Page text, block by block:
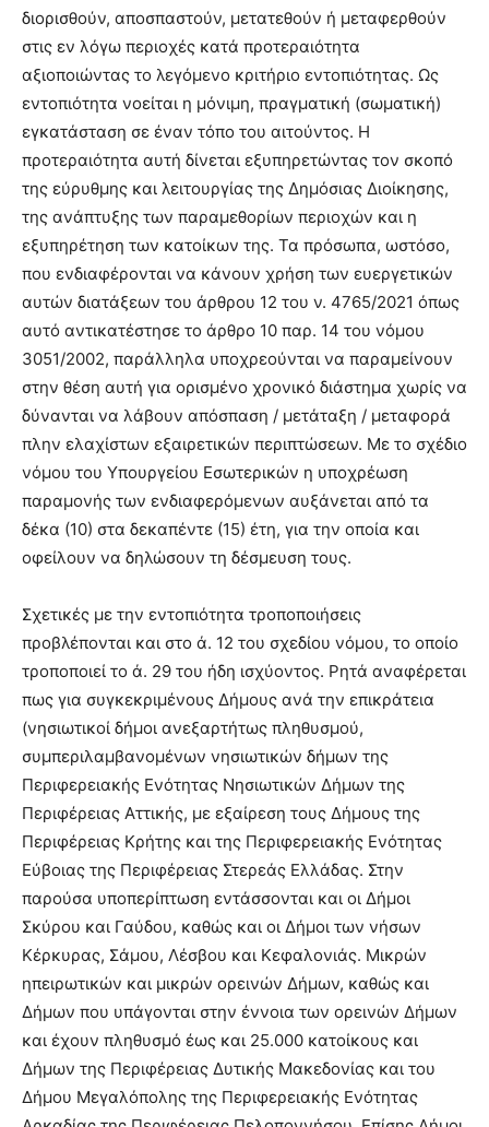
διορισθούν, αποσπαστούν, μετατεθούν ή μεταφερθούν
στις εν λόγω περιοχές κατά προτεραιότητα
αξιοποιώντας το λεγόμενο κριτήριο εντοπιότητας. Ως
εντοπιότητα νοείται η μόνιμη, πραγματική (σωματική)
εγκατάσταση σε έναν τόπο του αιτούντος. Η
προτεραιότητα αυτή δίνεται εξυπηρετώντας τον σκοπό
της εύρυθμης και λειτουργίας της Δημόσιας Διοίκησης,
της ανάπτυξης των παραμεθορίων περιοχών και η
εξυπηρέτηση των κατοίκων της. Τα πρόσωπα, ωστόσο,
που ενδιαφέρονται να κάνουν χρήση των ευεργετικών
αυτών διατάξεων του άρθρου 12 του ν. 4765/2021 όπως
αυτό αντικατέστησε το άρθρο 10 παρ. 14 του νόμου
3051/2002, παράλληλα υποχρεούνται να παραμείνουν
στην θέση αυτή για ορισμένο χρονικό διάστημα χωρίς να
δύνανται να λάβουν απόσπαση / μετάταξη / μεταφορά
πλην ελαχίστων εξαιρετικών περιπτώσεων. Με το σχέδιο
νόμου του Υπουργείου Εσωτερικών η υποχρέωση
παραμονής των ενδιαφερόμενων αυξάνεται από τα
δέκα (10) στα δεκαπέντε (15) έτη, για την οποία και
οφείλουν να δηλώσουν τη δέσμευση τους.
Σχετικές με την εντοπιότητα τροποποιήσεις
προβλέπονται και στο ά. 12 του σχεδίου νόμου, το οποίο
τροποποιεί το ά. 29 του ήδη ισχύοντος. Ρητά αναφέρεται
πως για συγκεκριμένους Δήμους ανά την επικράτεια
(νησιωτικοί δήμοι ανεξαρτήτως πληθυσμού,
συμπεριλαμβανομένων νησιωτικών δήμων της
Περιφερειακής Ενότητας Νησιωτικών Δήμων της
Περιφέρειας Αττικής, με εξαίρεση τους Δήμους της
Περιφέρειας Κρήτης και της Περιφερειακής Ενότητας
Εύβοιας της Περιφέρειας Στερεάς Ελλάδας. Στην
παρούσα υποπερίπτωση εντάσσονται και οι Δήμοι
Σκύρου και Γαύδου, καθώς και οι Δήμοι των νήσων
Κέρκυρας, Σάμου, Λέσβου και Κεφαλονιάς. Μικρών
ηπειρωτικών και μικρών ορεινών Δήμων, καθώς και
Δήμων που υπάγονται στην έννοια των ορεινών Δήμων
και έχουν πληθυσμό έως και 25.000 κατοίκους και
Δήμων της Περιφέρειας Δυτικής Μακεδονίας και του
Δήμου Μεγαλόπολης της Περιφερειακής Ενότητας